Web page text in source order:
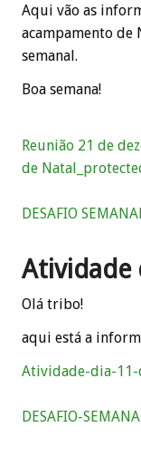
Aqui vão as
acampamento de
semanal.
Boa semana!
Reunião 21 de
de
DESAFIO
Atividade
Olá tribo!
aqui está a
Atividade-dia-11-
DESAFIO-